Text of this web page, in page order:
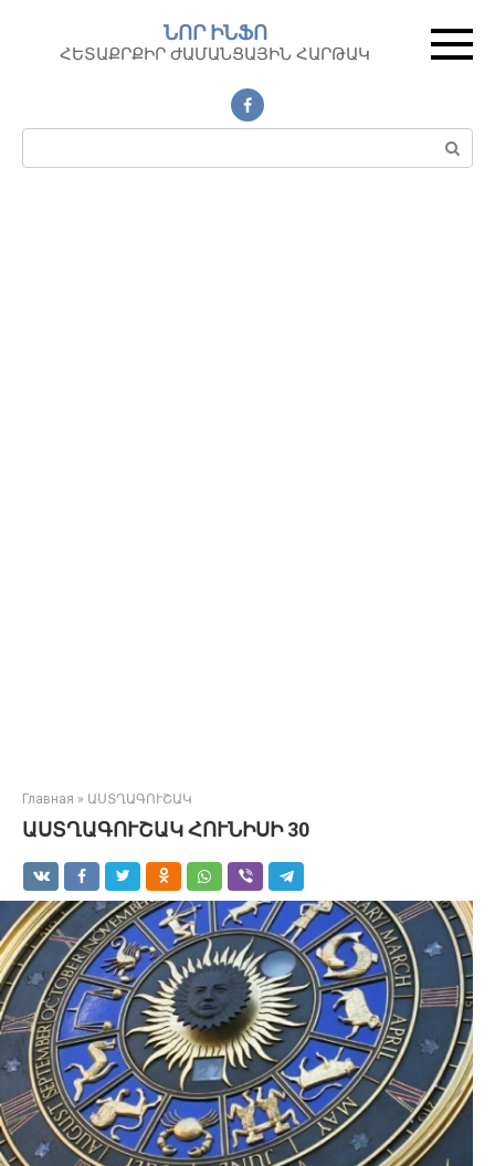
контенту
ՆՈՐ ԻՆՖՈ
ՀԵՏԱՔՐՔԻՐ ԺԱՄԱՆՑԱՅԻՆ ՀԱՐԹԱԿ
Поиск:
Главная » ԱՍՏՂԱԳՈՒՇԱԿ
ԱՍՏՂԱԳՈՒՇԱԿ ՀՈՒՆԻՍԻ 30